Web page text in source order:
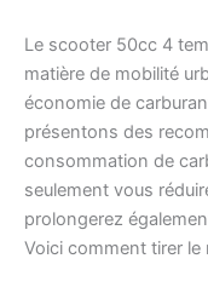
Le scooter 50cc 4
matière de mobilité
économie de
présentons des
consommation de
seulement vous
prolongerez
Voici comment tirer le